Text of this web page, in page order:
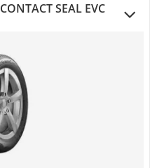
SEAL EVC